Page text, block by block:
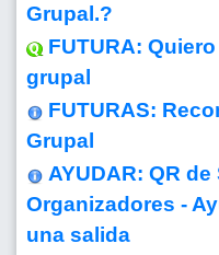
Grupal.?
FUTURA:
grupal
FUTURAS:
Grupal
AYUDAR: QR
Organizadores -
una salida